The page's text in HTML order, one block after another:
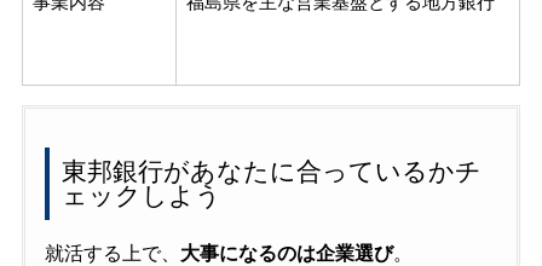
東邦銀行があなたに合っているかチ
ェックしよう
就活する上で、 大事になるのは企業選び。